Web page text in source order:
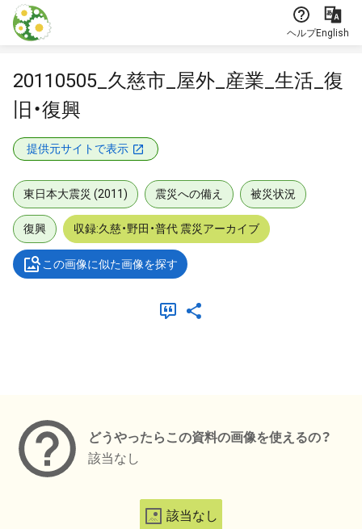
本文に飛ぶ
ヘルプEnglish
20110505_久慈市_屋外_産業_生活_復
旧・復興
提供元サイトで表示
東日本大震災 (2011) 震災への備え 被災状況
復興 収録:久慈・野田・普代 震災アーカイブ
この画像に似た画像を探す
どうやったらこの資料の画像を使えるの？
該当なし
該当なし